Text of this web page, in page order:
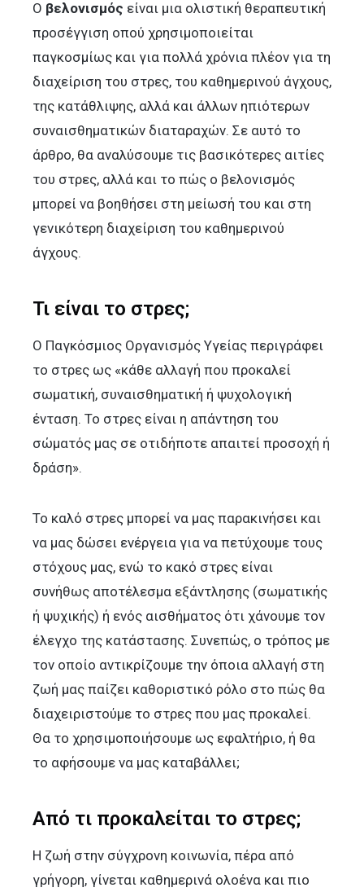
Ο βελονισμός είναι μια ολιστική θεραπευτική
προσέγγιση οπού χρησιμοποιείται
παγκοσμίως και για πολλά χρόνια πλέον για τη
διαχείριση του στρες, του καθημερινού άγχους,
της κατάθλιψης, αλλά και άλλων ηπιότερων
συναισθηματικών διαταραχών. Σε αυτό το
άρθρο, θα αναλύσουμε τις βασικότερες αιτίες
του στρες, αλλά και το πώς ο βελονισμός
μπορεί να βοηθήσει στη μείωσή του και στη
γενικότερη διαχείριση του καθημερινού
άγχους.
Τι είναι το στρες;
Ο Παγκόσμιος Οργανισμός Υγείας περιγράφει
το στρες ως «κάθε αλλαγή που προκαλεί
σωματική, συναισθηματική ή ψυχολογική
ένταση. Το στρες είναι η απάντηση του
σώματός μας σε οτιδήποτε απαιτεί προσοχή ή
δράση».
Το καλό στρες μπορεί να μας παρακινήσει και
να μας δώσει ενέργεια για να πετύχουμε τους
στόχους μας, ενώ το κακό στρες είναι
συνήθως αποτέλεσμα εξάντλησης (σωματικής
ή ψυχικής) ή ενός αισθήματος ότι χάνουμε τον
έλεγχο της κατάστασης. Συνεπώς, ο τρόπος με
τον οποίο αντικρίζουμε την όποια αλλαγή στη
ζωή μας παίζει καθοριστικό ρόλο στο πώς θα
διαχειριστούμε το στρες που μας προκαλεί.
Θα το χρησιμοποιήσουμε ως εφαλτήριο, ή θα
το αφήσουμε να μας καταβάλλει;
Από τι προκαλείται το στρες;
Η ζωή στην σύγχρονη κοινωνία, πέρα από
γρήγορη, γίνεται καθημερινά ολοένα και πιο